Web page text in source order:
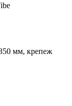
мм, крепеж